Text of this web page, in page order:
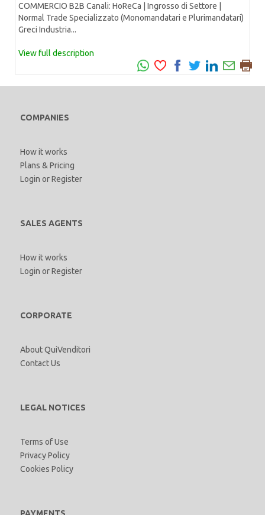
COMMERCIO B2B Canali: HoReCa | Ingrosso di Settore |
Normal Trade Specializzato (Monomandatari e Plurimandatari)
Greci Industria...
View full description
COMPANIES
How it works
Plans & Pricing
Login orRegister
SALES AGENTS
How it works
Login orRegister
CORPORATE
About QuiVenditori
Contact Us
LEGAL NOTICES
Terms of Use
Privacy Policy
Cookies Policy
PAYMENTS